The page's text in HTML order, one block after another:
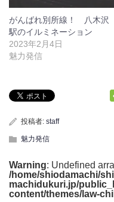
がんばれ別所線！ 八木沢
駅のイルミネーション
2023年2月4日
魅力発信
投稿者: staff
魅力発信
Warning: Undefined
/home/shiodamachi/
machidukuri.jp/
content/themes/law-